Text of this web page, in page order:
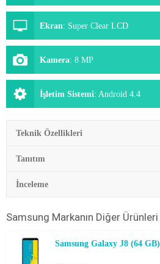
Ekran: Super Clear LCD
Kamera: 8 MP
İşletim Sistemi: Android 4.4
Teknik Özellikleri
Tanıtım
İnceleme
Samsung Markanın Diğer Ürünleri
Samsung Galaxy J8 (64 GB)